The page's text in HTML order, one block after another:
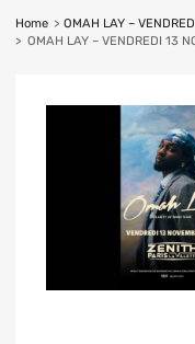
Home > OMAH LAY –
> OMAH LAY – VENDREDI 13